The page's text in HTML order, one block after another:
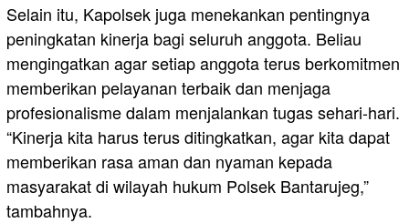
Selain itu, Kapolsek juga menekankan pentingnya
peningkatan kinerja bagi seluruh anggota. Beliau
mengingatkan agar setiap anggota terus berkomitmen
memberikan pelayanan terbaik dan menjaga
profesionalisme dalam menjalankan tugas sehari-hari.
“Kinerja kita harus terus ditingkatkan, agar kita dapat
memberikan rasa aman dan nyaman kepada
masyarakat di wilayah hukum Polsek Bantarujeg,”
tambahnya.